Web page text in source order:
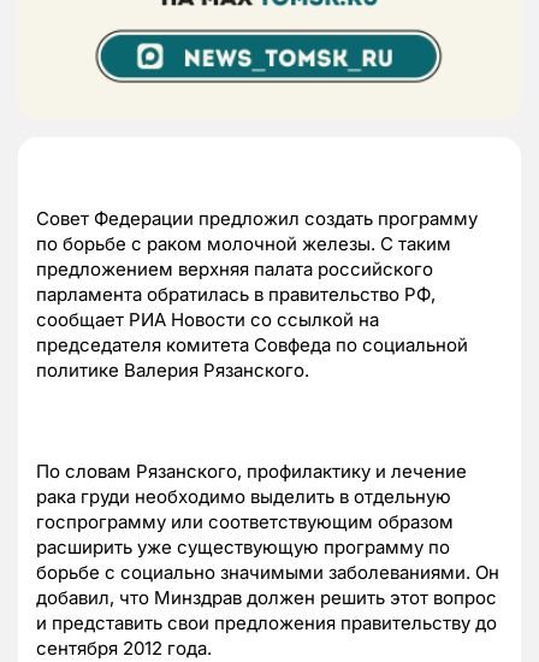
Совет Федерации предложил создать программу
по борьбе с раком молочной железы. С таким
предложением верхняя палата российского
парламента обратилась в правительство РФ,
сообщает РИА Новости со ссылкой на
председателя комитета Совфеда по социальной
политике Валерия Рязанского.
По словам Рязанского, профилактику и лечение
рака груди необходимо выделить в отдельную
госпрограмму или соответствующим образом
расширить уже существующую программу по
борьбе с социально значимыми заболеваниями. Он
добавил, что Минздрав должен решить этот вопрос
и представить свои предложения правительству до
сентября 2012 года.